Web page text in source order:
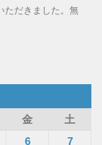
ただきました。無
金
土
6
7